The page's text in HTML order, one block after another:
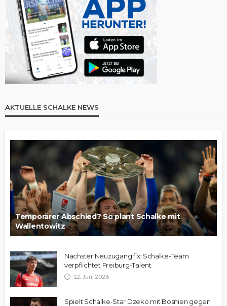
AKTUELLE SCHALKE NEWS
Temporärer Abschied? So plant Schalke mit
Wallentowitz
Nächster Neuzugang fix: Schalke-Team
verpflichtet Freiburg-Talent
12. Juni 2026
Spielt Schalke-Star Dzeko mit Bosnien gegen